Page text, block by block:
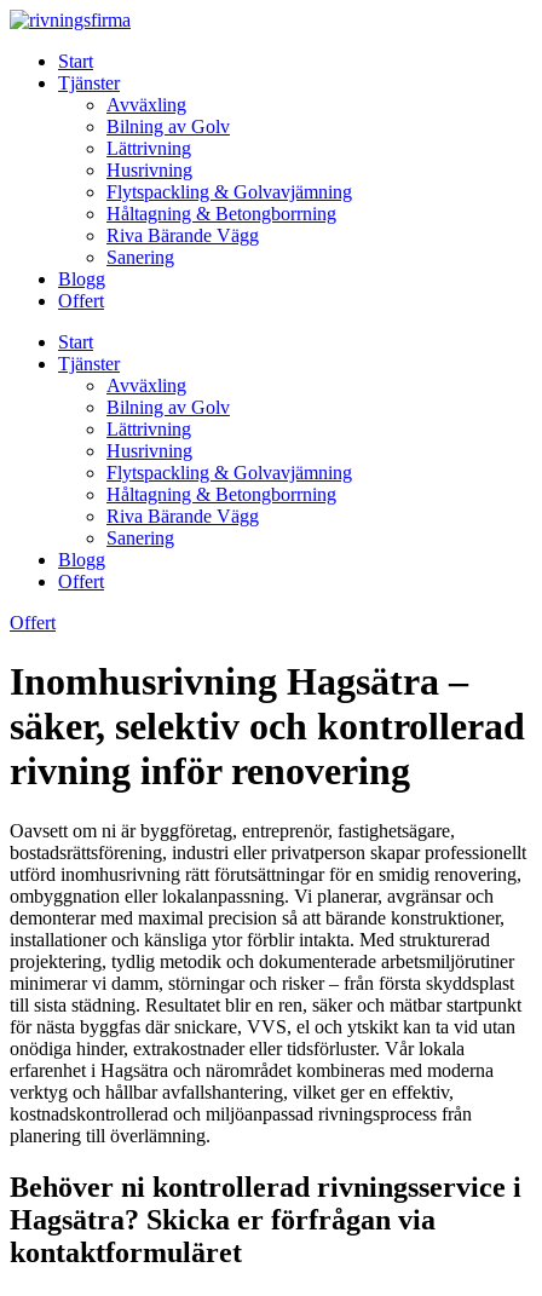
Skip
contentStart
Tjänster
Avväxling
Bilning av Golv
Lättrivning
Husrivning
Flytspackling & Golvavjämning
Håltagning & Betongborrning
Riva Bärande Vägg
Sanering
Blogg
Offert
Start
Tjänster
Avväxling
Bilning av Golv
Lättrivning
Husrivning
Flytspackling & Golvavjämning
Håltagning & Betongborrning
Riva Bärande Vägg
Sanering
Blogg
Offert
Offert
Inomhusrivning Hagsätra –
säker, selektiv och kontrollerad
rivning inför renovering
Oavsett om ni är byggföretag, entreprenör, fastighetsägare,
bostadsrättsförening, industri eller privatperson skapar professionellt
utförd inomhusrivning rätt förutsättningar för en smidig renovering,
ombyggnation eller lokalanpassning. Vi planerar, avgränsar och
demonterar med maximal precision så att bärande konstruktioner,
installationer och känsliga ytor förblir intakta. Med strukturerad
projektering, tydlig metodik och dokumenterade arbetsmiljörutiner
minimerar vi damm, störningar och risker – från första skyddsplast
till sista städning. Resultatet blir en ren, säker och mätbar startpunkt
för nästa byggfas där snickare, VVS, el och ytskikt kan ta vid utan
onödiga hinder, extrakostnader eller tidsförluster. Vår lokala
erfarenhet i Hagsätra och närområdet kombineras med moderna
verktyg och hållbar avfallshantering, vilket ger en effektiv,
kostnadskontrollerad och miljöanpassad rivningsprocess från
planering till överlämning.
Behöver ni kontrollerad rivningsservice i
Hagsätra? Skicka er förfrågan via
kontaktformuläret